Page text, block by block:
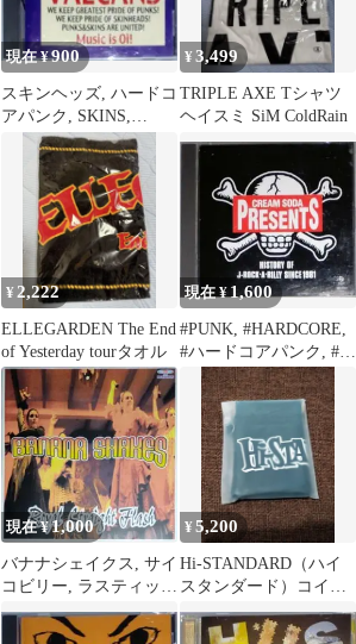
現在 ¥900
スキンヘッズ, ハードコ
アパンク, SKINS,
HARDCORE, PUNK
¥3,499
TRIPLE AXE Tシャツ
ヘイスミ SiM ColdRain
¥ 2,222
ELLEGARDEN The End
of Yesterday tourタオル
現在 ¥ 1,600
#PUNK, #HARDCORE,
#ハードコアパンク, #ロ
ック
現在 ¥1,000
バナナシェイクス, サイ
コビリー, ラスティッ
ク, PSYCHOBILL
¥5,200
Hi-STANDARD（ハイ
スタンダード）コイン
ケース ハイスタ